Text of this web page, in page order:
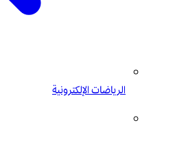
الرياضات الإلكترونية